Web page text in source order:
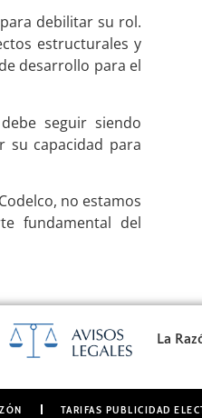
debilitar su rol.
estructurales y
desarrollo para el
seguir siendo
su capacidad para
no estamos
fundamental del
La
TARIFAS PUBLICIDAD